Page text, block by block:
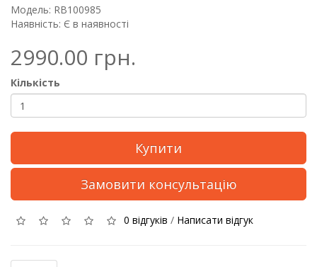
Модель: RB100985
Наявність: Є в наявності
2990.00 грн.
Кількість
Купити
Замовити консультацію
0 відгуків / Написати відгук